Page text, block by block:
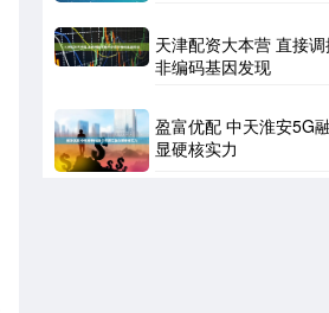
天津配资大本营 直接
非编码基因发现
盈富优配 中天淮安5G
显硬核实力